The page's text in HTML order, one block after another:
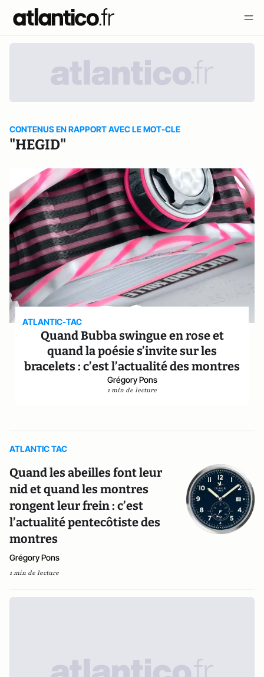
CONTENUS EN RAPPORT AVEC LE MOT-CLE
"HEGID"
ATLANTIC-TAC
Quand Bubba swingue en rose et
quand la poésie s’invite sur les
bracelets : c’est l’actualité des montres
Grégory Pons
1 min de lecture
ATLANTIC TAC
Quand les abeilles font leur
nid et quand les montres
rongent leur frein : c’est
l’actualité pentecôtiste des
montres
Grégory Pons
1 min de lecture